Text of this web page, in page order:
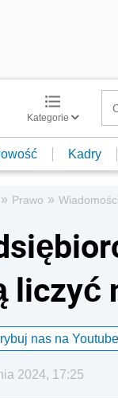
Kategorie
Kadry
» Prawo » Wiadomości
liczyć
nas na Youtube
2024, 17:25